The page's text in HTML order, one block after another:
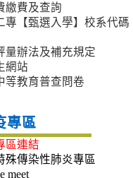
繳費及查詢
專【甄選入學】校系代碼
量辦法及補充規定
網站
等教育普查問卷
專區
區連結
殊傳染性肺炎專區
meet